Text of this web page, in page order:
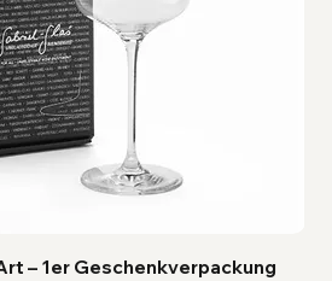
– 1er Geschenkverpackung